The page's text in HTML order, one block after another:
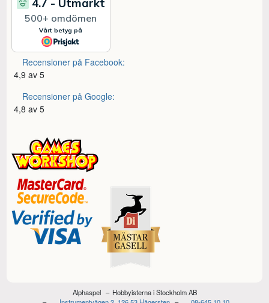
Recensioner på Facebook:
4,9 av 5
Recensioner på Google:
4,8 av 5
Alphaspel
Hobbyisterna i Stockholm AB